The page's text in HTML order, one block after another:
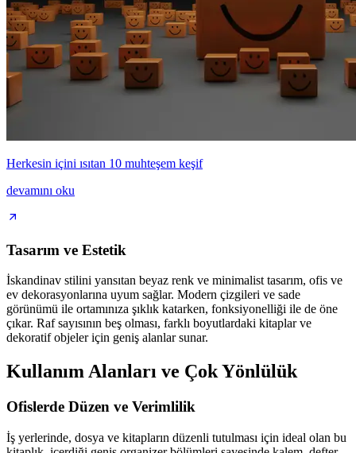
Herkesin içini ısıtan 10 muhteşem keşif
devamını oku
Tasarım ve Estetik
İskandinav stilini yansıtan beyaz renk ve minimalist tasarım, ofis ve
ev dekorasyonlarına uyum sağlar. Modern çizgileri ve sade
görünümü ile ortamınıza şıklık katarken, fonksiyonelliği ile de öne
çıkar. Raf sayısının beş olması, farklı boyutlardaki kitaplar ve
dekoratif objeler için geniş alanlar sunar.
Kullanım Alanları ve Çok Yönlülük
Ofislerde Düzen ve Verimlilik
İş yerlerinde, dosya ve kitapların düzenli tutulması için ideal olan bu